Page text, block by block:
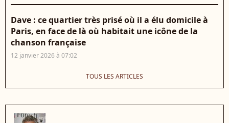
Dave : ce quartier très prisé où il a élu domicile à
Paris, en face de là où habitait une icône de la
chanson française
12 janvier 2026 à 07:02
TOUS LES ARTICLES